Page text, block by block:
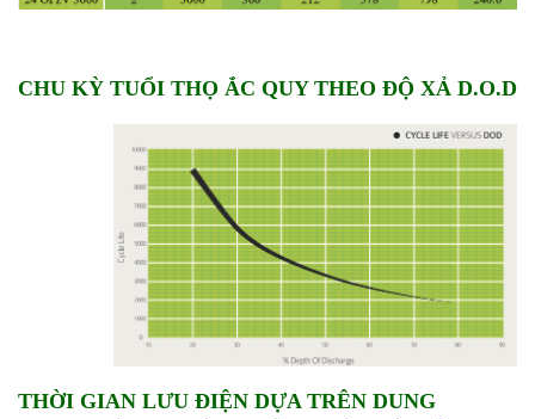
CHU KỲ TUỔI THỌ ẮC QUY THEO ĐỘ XẢ D.O.D
THỜI GIAN LƯU ĐIỆN DỰA TRÊN DUNG